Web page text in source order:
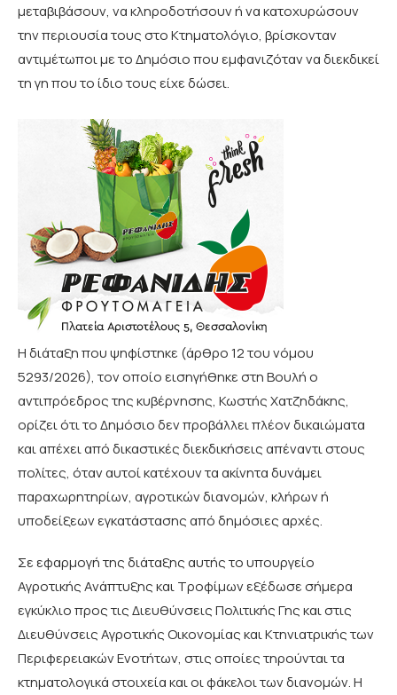
μεταβιβάσουν, να κληροδοτήσουν ή να κατοχυρώσουν
την περιουσία τους στο Κτηματολόγιο, βρίσκονταν
αντιμέτωποι με το Δημόσιο που εμφανιζόταν να διεκδικεί
τη γη που το ίδιο τους είχε δώσει.
Η διάταξη που ψηφίστηκε (άρθρο 12 του νόμου
5293/2026), τον οποίο εισηγήθηκε στη Βουλή ο
αντιπρόεδρος της κυβέρνησης, Κωστής Χατζηδάκης,
ορίζει ότι το Δημόσιο δεν προβάλλει πλέον δικαιώματα
και απέχει από δικαστικές διεκδικήσεις απέναντι στους
πολίτες, όταν αυτοί κατέχουν τα ακίνητα δυνάμει
παραχωρητηρίων, αγροτικών διανομών, κλήρων ή
υποδείξεων εγκατάστασης από δημόσιες αρχές.
Σε εφαρμογή της διάταξης αυτής το υπουργείο
Αγροτικής Ανάπτυξης και Τροφίμων εξέδωσε σήμερα
εγκύκλιο προς τις Διευθύνσεις Πολιτικής Γης και στις
Διευθύνσεις Αγροτικής Οικονομίας και Κτηνιατρικής των
Περιφερειακών Ενοτήτων, στις οποίες τηρούνται τα
κτηματολογικά στοιχεία και οι φάκελοι των διανομών. Η